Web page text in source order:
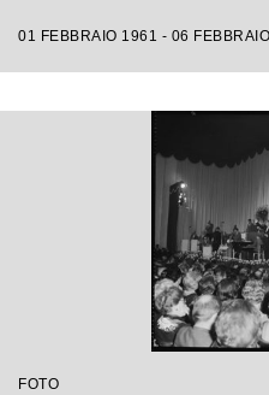
01 FEBBRAIO 1961 - 06
FOTO